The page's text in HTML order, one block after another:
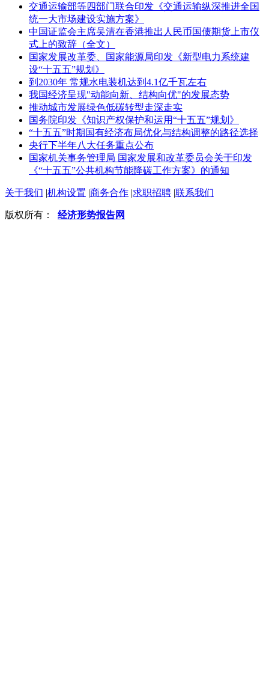
交通运输部等四部门联合印发《交通运输纵深推进全国
统一大市场建设实施方案》
中国证监会主席吴清在香港推出人民币国债期货上市仪
式上的致辞（全文）
国家发展改革委、国家能源局印发《新型电力系统建
设“十五五”规划》
到2030年 常规水电装机达到4.1亿千瓦左右
我国经济呈现"动能向新、结构向优"的发展态势
推动城市发展绿色低碳转型走深走实
国务院印发《知识产权保护和运用“十五五”规划》
“十五五”时期国有经济布局优化与结构调整的路径选择
央行下半年八大任务重点公布
国家机关事务管理局 国家发展和改革委员会关于印发
《“十五五”公共机构节能降碳工作方案》的通知
关于我们 |机构设置 |商务合作 |求职招聘 |联系我们
版权所有： 经济形势报告网